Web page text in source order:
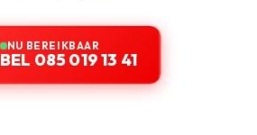
NU BEREIKBAAR
BEL 085 019 13 41